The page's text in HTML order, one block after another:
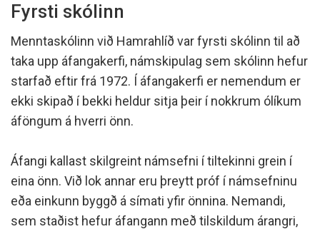
Fyrsti skólinn
Menntaskólinn við Hamrahlíð var fyrsti skólinn til að
taka upp áfangakerfi, námskipulag sem skólinn hefur
starfað eftir frá 1972. Í áfangakerfi er nemendum er
ekki skipað í bekki heldur sitja þeir í nokkrum ólíkum
áföngum á hverri önn.
Áfangi kallast skilgreint námsefni í tiltekinni grein í
eina önn. Við lok annar eru þreytt próf í námsefninu
eða einkunn byggð á símati yfir önnina. Nemandi,
sem staðist hefur áfangann með tilskildum árangri,